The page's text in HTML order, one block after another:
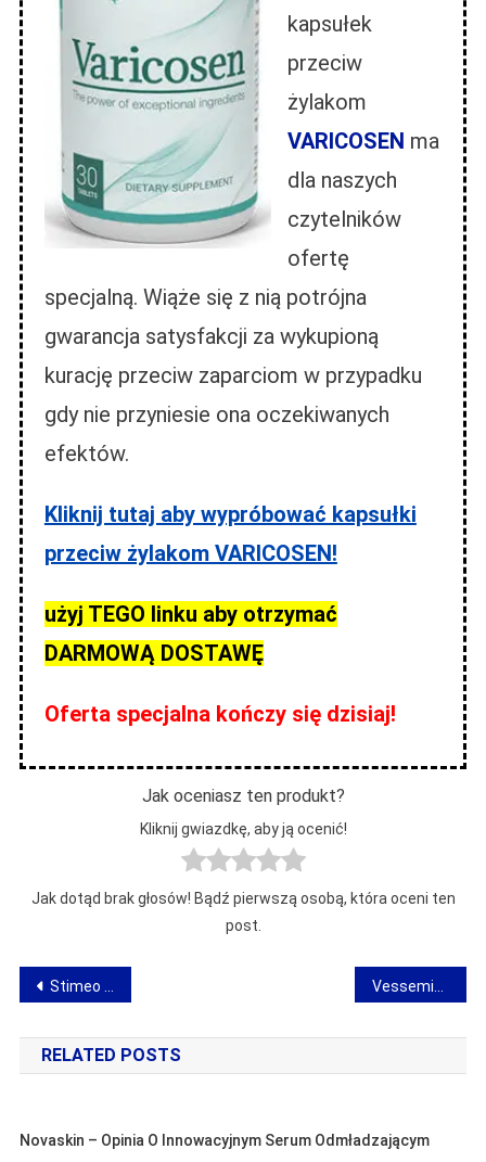
kapsułek
przeciw
żylakom
VARICOSEN ma
dla naszych
czytelników
ofertę
specjalną. Wiąże się z nią potrójna
gwarancja satysfakcji za wykupioną
kurację przeciw zaparciom w przypadku
gdy nie przyniesie ona oczekiwanych
efektów.
Kliknij tutaj aby wypróbować kapsułki
przeciw żylakom VARICOSEN!
użyj TEGO linku aby otrzymać
DARMOWĄ DOSTAWĘ
Oferta specjalna kończy się dzisiaj!
Jak oceniasz ten produkt?
Kliknij gwiazdkę, aby ją ocenić!
Jak dotąd brak głosów! Bądź pierwszą osobą, która oceni ten
post.
Nawigacja
wpisu
Stimeo Patches – opinia o plastrach na potencję
RELATED POSTS
Novaskin – Opinia O Innowacyjnym Serum Odmładzającym